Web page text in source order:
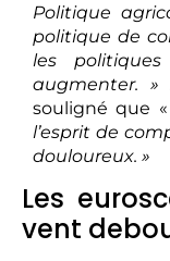
Politique
politique de
les
augmenter. »
souligné que «
l’esprit de
douloureux. »
Les
vent